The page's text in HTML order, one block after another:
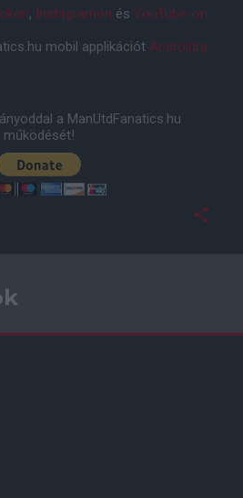
, Instagramon és YouTube-on
mobil applikációt Androidra
a ManUtdFanatics.hu
működését!